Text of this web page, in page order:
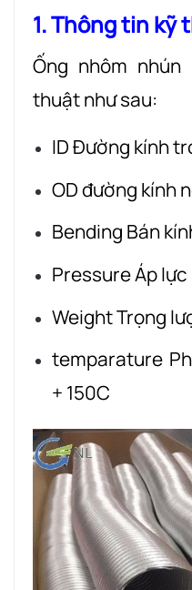
1. Thông tin kỹ
Ống nhôm
thuật như sau:
ID Đường kính
OD đường kính
Bending Bán
Pressure Áp lực
Weight Trọng
temparature
+ 150C